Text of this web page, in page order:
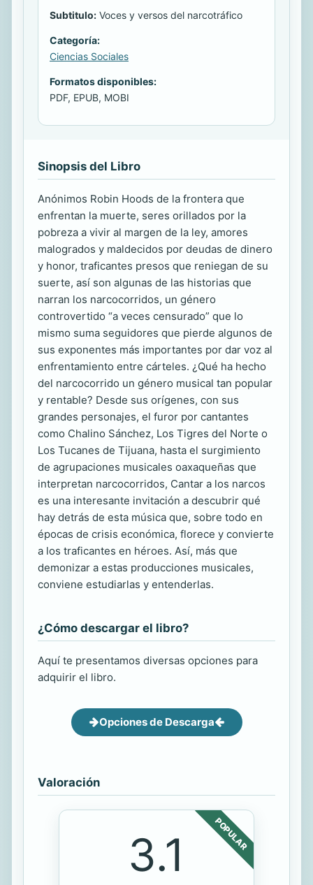
Subtitulo: Voces y versos del narcotráfico
Categoría:
Ciencias Sociales
Formatos disponibles:
PDF, EPUB, MOBI
Sinopsis del Libro
Anónimos Robin Hoods de la frontera que
enfrentan la muerte, seres orillados por la
pobreza a vivir al margen de la ley, amores
malogrados y maldecidos por deudas de dinero
y honor, traficantes presos que reniegan de su
suerte, así son algunas de las historias que
narran los narcocorridos, un género
controvertido “a veces censurado” que lo
mismo suma seguidores que pierde algunos de
sus exponentes más importantes por dar voz al
enfrentamiento entre cárteles. ¿Qué ha hecho
del narcocorrido un género musical tan popular
y rentable? Desde sus orígenes, con sus
grandes personajes, el furor por cantantes
como Chalino Sánchez, Los Tigres del Norte o
Los Tucanes de Tijuana, hasta el surgimiento
de agrupaciones musicales oaxaqueñas que
interpretan narcocorridos, Cantar a los narcos
es una interesante invitación a descubrir qué
hay detrás de esta música que, sobre todo en
épocas de crisis económica, florece y convierte
a los traficantes en héroes. Así, más que
demonizar a estas producciones musicales,
conviene estudiarlas y entenderlas.
¿Cómo descargar el libro?
Aquí te presentamos diversas opciones para
adquirir el libro.
Opciones de Descarga
Valoración
POPULAR
3.1